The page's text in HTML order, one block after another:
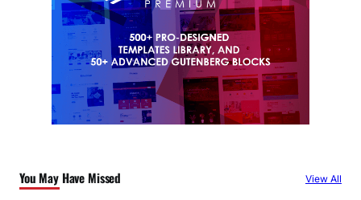
You May Have Missed View All